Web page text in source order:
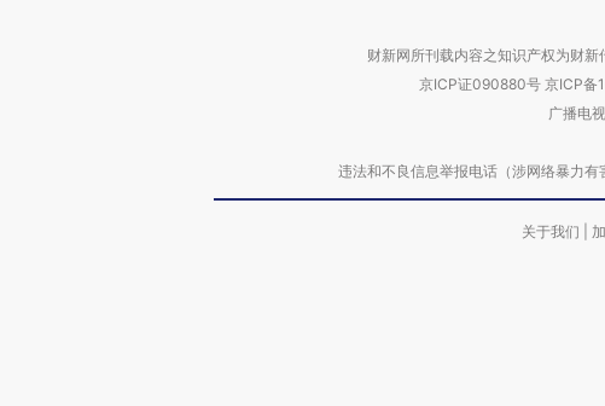
财新网所刊载内容之知识产权为财
京ICP证090880号 京ICP备
广播电
违法和不良信息举报电话（涉网络暴力
关于我们